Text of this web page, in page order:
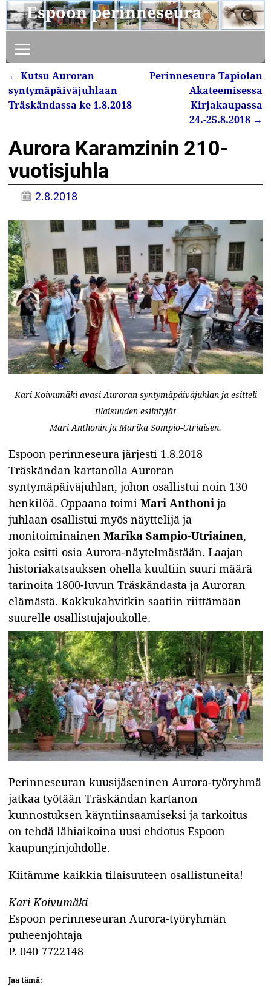
Espoon perinneseura
Artikkelin navigointi
← Kutsu Auroran
syntymäpäiväjuhlaan
Träskändassa ke 1.8.2018
Perinneseura Tapiolan
Akateemisessa
Kirjakaupassa
24.-25.8.2018 →
Aurora Karamzinin 210-
vuotisjuhla
2.8.2018
Kari Koivumäki avasi Auroran syntymäpäiväjuhlan ja esitteli
tilaisuuden esiintyjät
Mari Anthonin ja Marika Sompio-Utriaisen.
Espoon perinneseura järjesti 1.8.2018
Träskändan kartanolla Auroran
syntymäpäiväjuhlan, johon osallistui noin 130
henkilöä. Oppaana toimiMari Anthoni ja
juhlaan osallistui myös näyttelijä ja
monitoiminainenMarika Sampio-Utriainen,
joka esitti osia Aurora-näytelmästään. Laajan
historiakatsauksen ohella kuultiin suuri määrä
tarinoita 1800-luvun Träskändasta ja Auroran
elämästä. Kakkukahvitkin saatiin riittämään
suurelle osallistujajoukolle.
Perinneseuran kuusijäseninen Aurora-työryhmä
jatkaa työtään Träskändan kartanon
kunnostuksen käyntiinsaamiseksi ja tarkoitus
on tehdä lähiaikoina uusi ehdotus Espoon
kaupunginjohdolle.
Kiitämme kaikkia tilaisuuteen osallistuneita!
Kari Koivumäki
Espoon perinneseuran Aurora-työryhmän
puheenjohtaja
P. 040 7722148
Jaa tämä: